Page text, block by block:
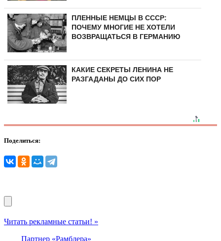
ПЛЕННЫЕ НЕМЦЫ В СССР:
ПОЧЕМУ МНОГИЕ НЕ ХОТЕЛИ
ВОЗВРАЩАТЬСЯ В ГЕРМАНИЮ
КАКИЕ СЕКРЕТЫ ЛЕНИНА НЕ
РАЗГАДАНЫ ДО СИХ ПОР
Поделиться:
Читать рекламные статьи! »
Партнер «Рамблера»